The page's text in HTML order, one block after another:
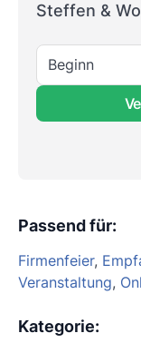
Steffen &
Beginn
Passend für:
Firmenfeier,
Veranstaltung,
Kategorie: